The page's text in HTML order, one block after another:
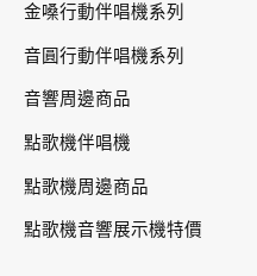
金嗓行動伴唱機系列
音圓行動伴唱機系列
音響周邊商品
點歌機伴唱機
點歌機周邊商品
點歌機音響展示機特價